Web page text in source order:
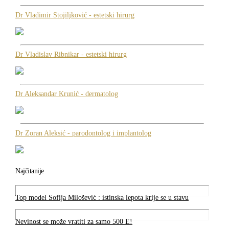
Dr Vladimir Stojiljković - estetski hirurg
Dr Vladislav Ribnikar - estetski hirurg
Dr Aleksandar Krunić - dermatolog
Dr Zoran Aleksić - parodontolog i implantolog
Najčitanije
Top model Sofija Milošević : istinska lepota krije se u stavu
Nevinost se može vratiti za samo 500 E!